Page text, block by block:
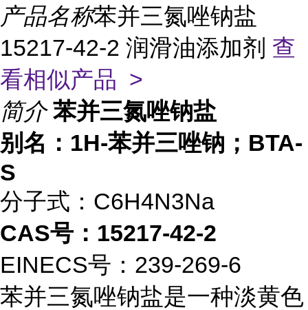
产品名称苯并三氮唑钠盐
15217-42-2 润滑油添加剂 查
看相似产品 >
简介 苯并三氮唑钠盐
别名：1H-苯并三唑钠；BTA-
S
分子式：C6H4N3Na
CAS号：15217-42-2
EINECS号：239-269-6
苯并三氮唑钠盐是一种淡黄色